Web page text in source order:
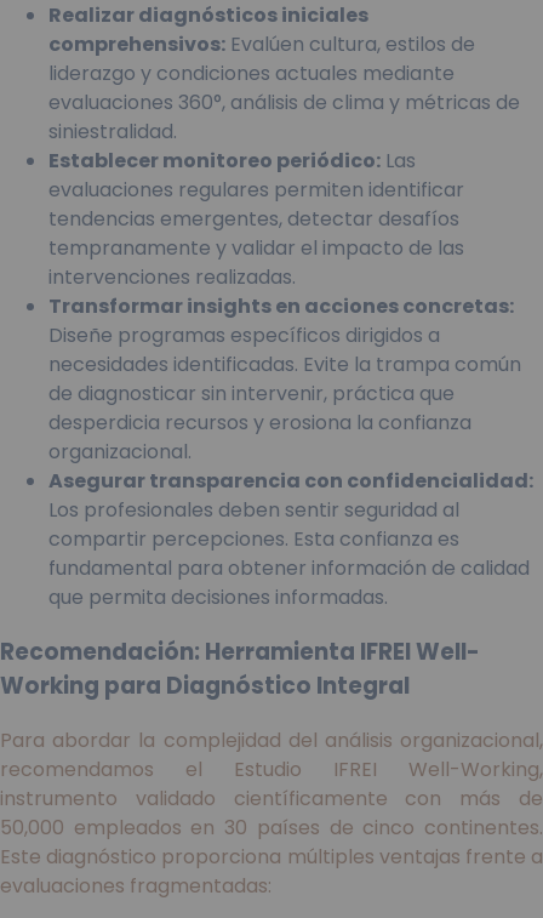
Realizar diagnósticos iniciales
comprehensivos: Evalúen cultura, estilos de
liderazgo y condiciones actuales mediante
evaluaciones 360°, análisis de clima y métricas de
siniestralidad.
Establecer monitoreo periódico: Las
evaluaciones regulares permiten identificar
tendencias emergentes, detectar desafíos
tempranamente y validar el impacto de las
intervenciones realizadas.
Transformar insights en acciones concretas:
Diseñe programas específicos dirigidos a
necesidades identificadas. Evite la trampa común
de diagnosticar sin intervenir, práctica que
desperdicia recursos y erosiona la confianza
organizacional.
Asegurar transparencia con confidencialidad:
Los profesionales deben sentir seguridad al
compartir percepciones. Esta confianza es
fundamental para obtener información de calidad
que permita decisiones informadas.
Recomendación: Herramienta IFREI Well-
Working para Diagnóstico Integral
Para abordar la complejidad del análisis organizacional,
recomendamos el Estudio IFREI Well-Working,
instrumento validado científicamente con más de
50,000 empleados en 30 países de cinco continentes.
Este diagnóstico proporciona múltiples ventajas frente a
evaluaciones fragmentadas: